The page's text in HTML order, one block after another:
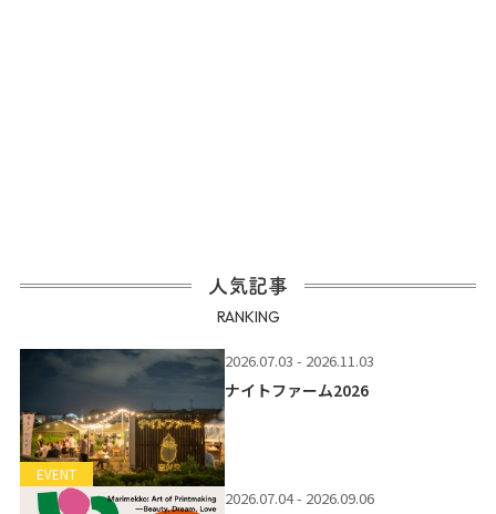
人気記事
RANKING
EVENT
2026.07.03 - 2026.11.03
ナイトファーム2026
2026.07.04 - 2026.09.06